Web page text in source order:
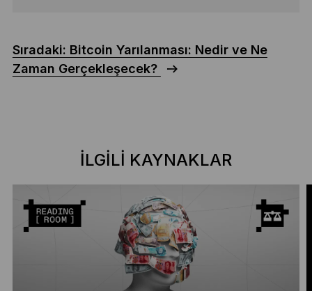
Sıradaki: Bitcoin Yarılanması: Nedir ve Ne
Zaman Gerçekleşecek?
İLGILI KAYNAKLAR